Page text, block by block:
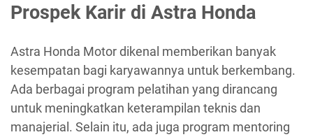
Prospek Karir di Astra Honda
Astra Honda Motor dikenal memberikan banyak
kesempatan bagi karyawannya untuk berkembang.
Ada berbagai program pelatihan yang dirancang
untuk meningkatkan keterampilan teknis dan
manajerial. Selain itu, ada juga program mentoring